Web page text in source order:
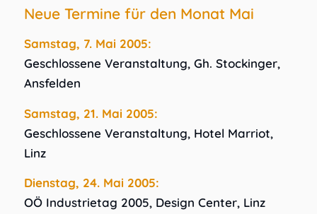
Neue Termine für den Monat Mai
Samstag, 7. Mai 2005:
Geschlossene Veranstaltung, Gh. Stockinger,
Ansfelden
Samstag, 21. Mai 2005:
Geschlossene Veranstaltung, Hotel Marriot,
Linz
Dienstag, 24. Mai 2005:
OÖ Industrietag 2005, Design Center, Linz